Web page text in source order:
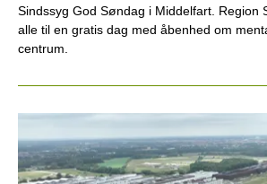
Sindssyg God Søndag i Middelfart. Region
alle til en gratis dag med åbenhed om
centrum.